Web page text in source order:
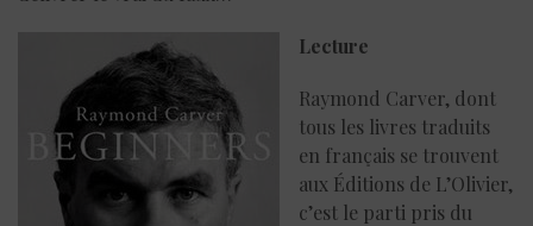
Lecture
Raymond Carver, dont
tous les livres traduits
en français se trouvent
aux Éditions de L’Olivier,
c’est le parti pris du